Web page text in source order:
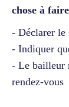
chose à
- Déclarer le
- Indiquer
- Le bailleur
rendez-vous